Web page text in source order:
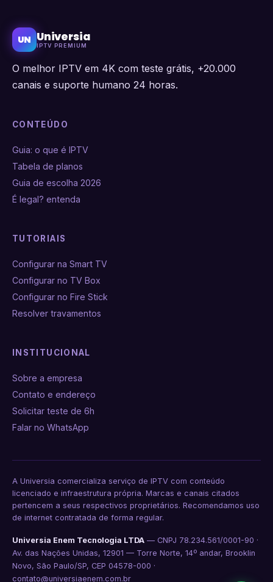
UN Universia
IPTV PREMIUM
O melhor IPTV em 4K com teste grátis, +20.000
canais e suporte humano 24 horas.
CONTEÚDO
Guia: o que é IPTV
Tabela de planos
Guia de escolha 2026
É legal? entenda
TUTORIAIS
Configurar na Smart TV
Configurar no TV Box
Configurar no Fire Stick
Resolver travamentos
INSTITUCIONAL
Sobre a empresa
Contato e endereço
Solicitar teste de 6h
Falar no WhatsApp
A Universia comercializa serviço de IPTV com conteúdo
licenciado e infraestrutura própria. Marcas e canais citados
pertencem a seus respectivos proprietários. Recomendamos uso
de internet contratada de forma regular.
Universia Enem Tecnologia LTDA — CNPJ 78.234.561/0001-90 ·
Av. das Nações Unidas, 12901 — Torre Norte, 14º andar, Brooklin
Novo, São Paulo/SP, CEP 04578-000 ·
contato@universiaenem.com.br